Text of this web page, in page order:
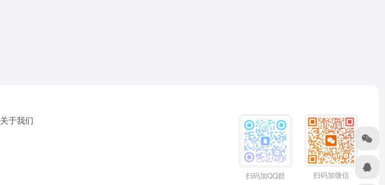
关于我们
扫码加QQ群 扫码加微信